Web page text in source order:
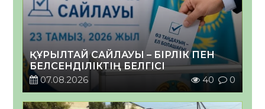
ҚҰРЫЛТАЙ САЙЛАУЫ – БІРЛІК ПЕН
БЕЛСЕНДІЛІКТІҢ БЕЛГІСІ
07.08.2026
40 0